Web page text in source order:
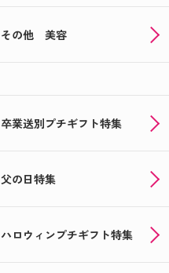
その他 美容
卒業送別プチギフト特集
父の日特集
ハロウィンプチギフト特集